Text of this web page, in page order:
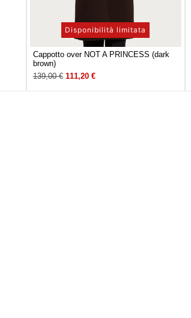
Disponibilità limitata
Cappotto over NOT A PRINCESS (dark
brown)
139,00€ 111,20 €